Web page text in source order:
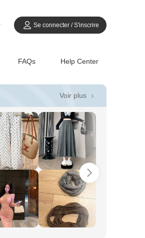
Se connecter / S'inscrire
FAQs Help Center
Voir plus 